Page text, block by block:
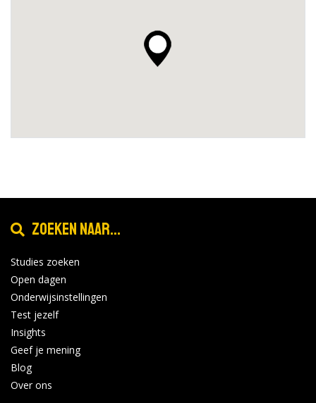
Zoeken naar...
Studies zoeken
Open dagen
Onderwijsinstellingen
Test jezelf
Insights
Geef je mening
Blog
Over ons